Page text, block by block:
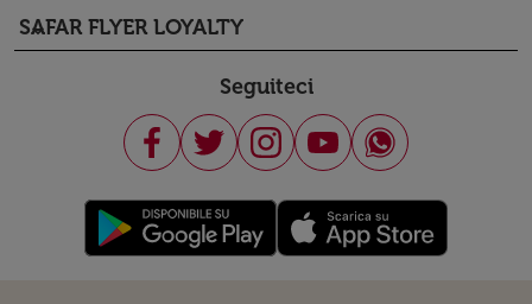
SAFAR FLYER LOYALTY
keyboard_arrow_down
Seguiteci